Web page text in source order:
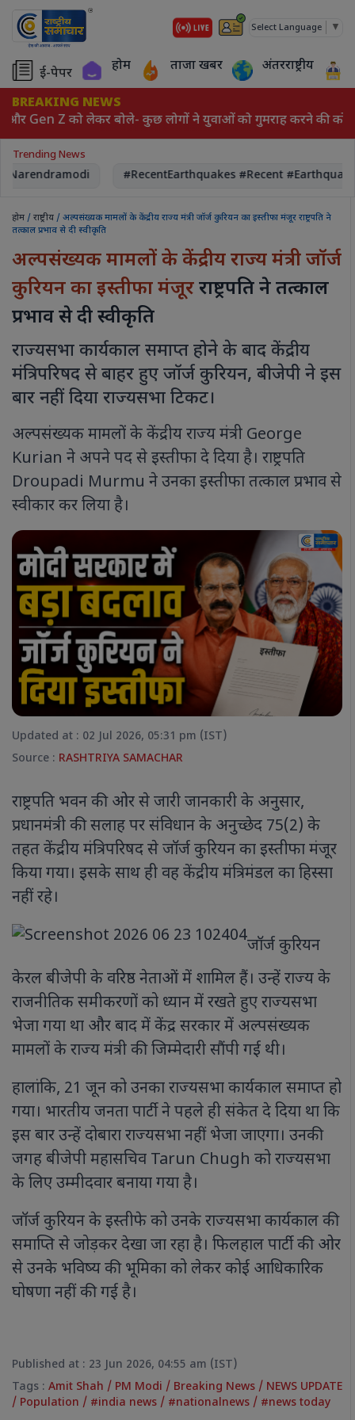
Select Language ▼
ई-पेपर होम ताजा खबर अंतरराष्ट्रीय
BREAKING NEWS
और Gen Z को लेकर बोले- कुछ लोगों ने युवाओं को गुमराह करने की
Trending News
Narendramodi #RecentEarthquakes #Recent
होम / राष्ट्रीय / अल्पसंख्यक मामलों के केंद्रीय राज्य मंत्री जॉर्ज कुरियन का इस्तीफा मंजूर राष्ट्रपति ने
तत्काल प्रभाव से दी स्वीकृति
अल्पसंख्यक मामलों के केंद्रीय राज्य मंत्री जॉर्ज
कुरियन का इस्तीफा मंजूरराष्ट्रपति ने तत्काल
प्रभाव से दी स्वीकृति
राज्यसभा कार्यकाल समाप्त होने के बाद केंद्रीय
मंत्रिपरिषद से बाहर हुए जॉर्ज कुरियन, बीजेपी ने इस
बार नहीं दिया राज्यसभा टिकट।
अल्पसंख्यक मामलों के केंद्रीय राज्य मंत्री George
Kurian ने अपने पद से इस्तीफा दे दिया है। राष्ट्रपति
Droupadi Murmu ने उनका इस्तीफा तत्काल प्रभाव से
स्वीकार कर लिया है।
Updated at : 02 Jul 2026, 05:31 pm (IST)
Source : RASHTRIYA SAMACHAR
राष्ट्रपति भवन की ओर से जारी जानकारी के अनुसार,
प्रधानमंत्री की सलाह पर संविधान के अनुच्छेद 75(2) के
तहत केंद्रीय मंत्रिपरिषद से जॉर्ज कुरियन का इस्तीफा मंजूर
किया गया। इसके साथ ही वह केंद्रीय मंत्रिमंडल का हिस्सा
नहीं रहे।
जॉर्ज कुरियन
केरल बीजेपी के वरिष्ठ नेताओं में शामिल हैं। उन्हें राज्य के
राजनीतिक समीकरणों को ध्यान में रखते हुए राज्यसभा
भेजा गया था और बाद में केंद्र सरकार में अल्पसंख्यक
मामलों के राज्य मंत्री की जिम्मेदारी सौंपी गई थी।
हालांकि, 21 जून को उनका राज्यसभा कार्यकाल समाप्त हो
गया। भारतीय जनता पार्टी ने पहले ही संकेत दे दिया था कि
इस बार उन्हें दोबारा राज्यसभा नहीं भेजा जाएगा। उनकी
जगह बीजेपी महासचिव Tarun Chugh को राज्यसभा
के लिए उम्मीदवार बनाया गया है।
जॉर्ज कुरियन के इस्तीफे को उनके राज्यसभा कार्यकाल की
समाप्ति से जोड़कर देखा जा रहा है। फिलहाल पार्टी की ओर
से उनके भविष्य की भूमिका को लेकर कोई आधिकारिक
घोषणा नहीं की गई है।
Published at : 23 Jun 2026, 04:55 am (IST)
Tags : Amit Shah / PM Modi / Breaking News / NEWS UPDATE
/ Population / #india news / #nationalnews / #news today